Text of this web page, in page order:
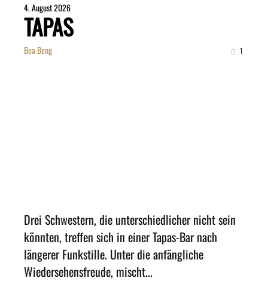
4. August 2026
TAPAS
Bea Beng 1
Drei Schwestern, die unterschiedlicher nicht sein
könnten, treffen sich in einer Tapas-Bar nach
längerer Funkstille. Unter die anfängliche
Wiedersehensfreude, mischt...